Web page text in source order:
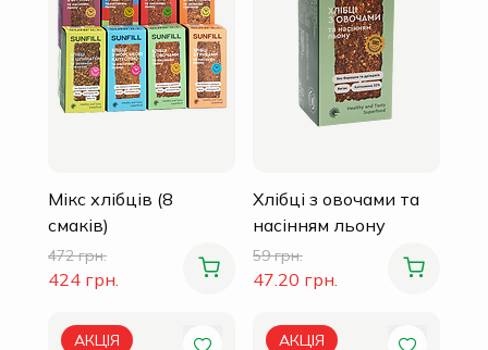
Мікс хлібців (8
смаків)
472 грн.
424 грн.
Хлібці з овочами та
насінням льону
59 грн.
47.20 грн.
АКЦІЯ АКЦІЯ